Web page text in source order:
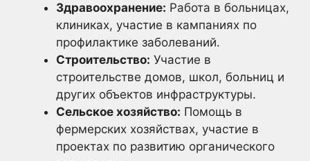
Здравоохранение: Работа в больницах,
клиниках, участие в кампаниях по
профилактике заболеваний.
Строительство: Участие в
строительстве домов, школ, больниц и
других объектов инфраструктуры.
Сельское хозяйство: Помощь в
фермерских хозяйствах, участие в
проектах по развитию органического